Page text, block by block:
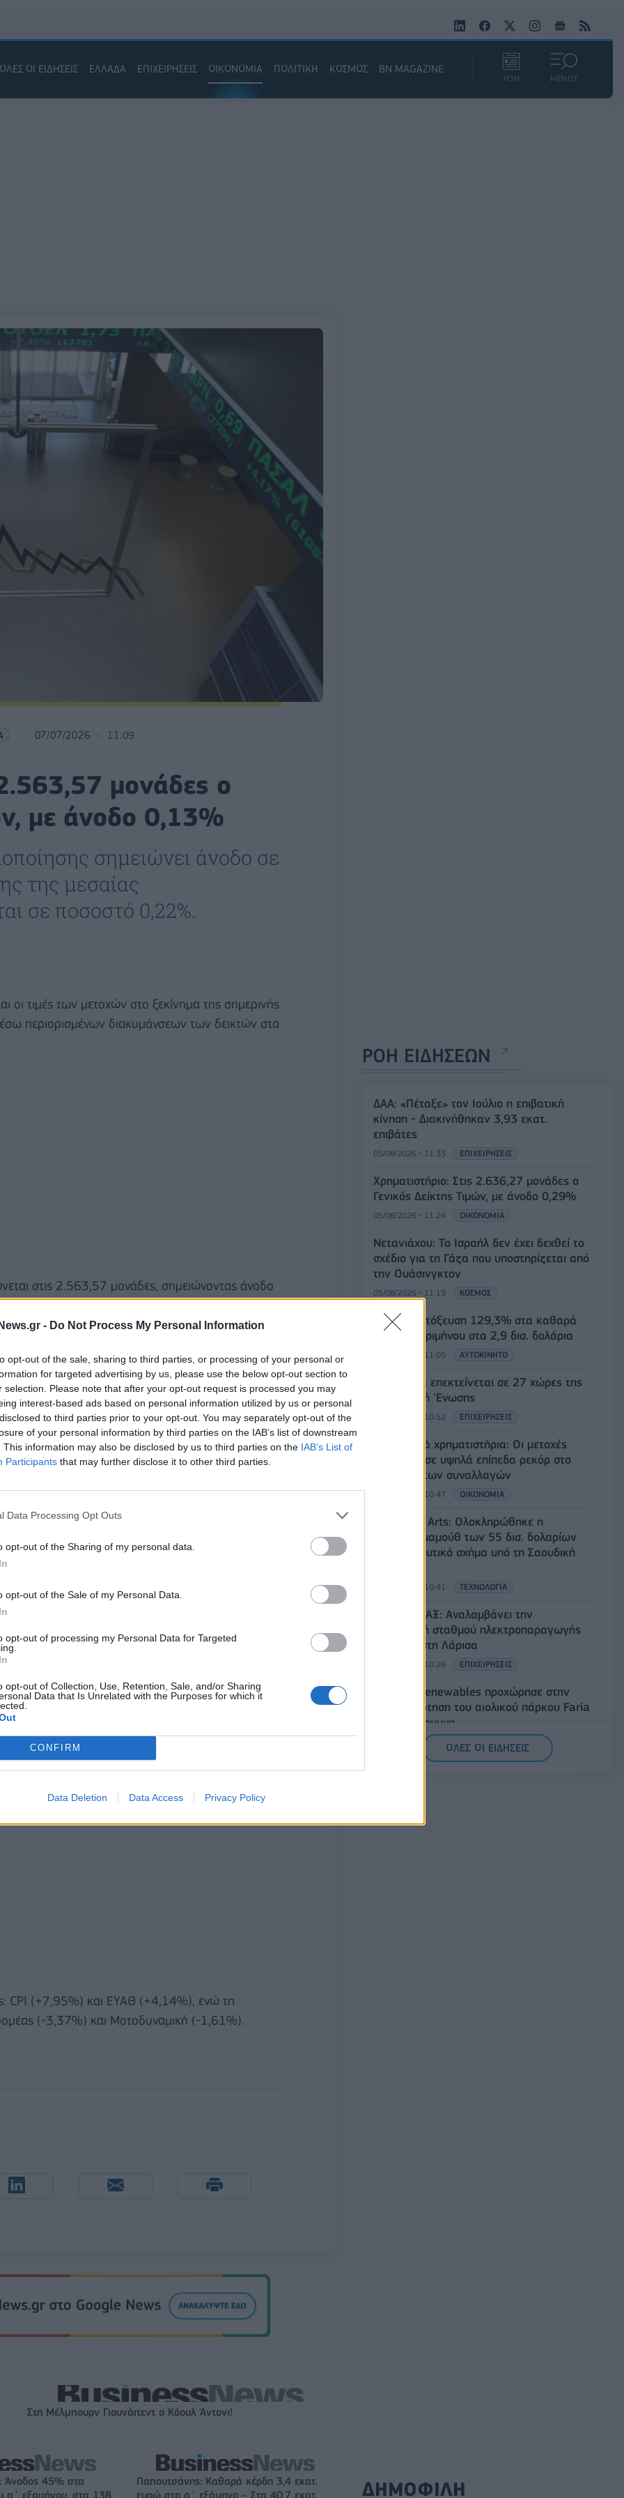
- Do Not Process My Personal Information
opt-out of the sale, sharing to third parties, or processing of your personal or
for targeted advertising by us, please use the below opt-out section to
selection. Please note that after your opt-out request is processed you may
interest-based ads based on personal information utilized by us or personal
to third parties prior to your opt-out. You may separately opt-out of the
of your personal information by third parties on the IAB’s list of downstream
This information may also be disclosed by us to third parties on the IAB’s List of
Participants that may further disclose it to other third parties.
Data Processing Opt Outs
opt-out of the Sharing of my personal data.
opt-out of the Sale of my Personal Data.
opt-out of processing my Personal Data for Targeted
opt-out of Collection, Use, Retention, Sale, and/or Sharing
Data that Is Unrelated with the Purposes for which it
CONFIRM
Data Deletion Data Access Privacy Policy
ΟΛΕΣ ΟΙ ΕΙΔΗΣΕΙΣ ΕΛΛΑΔΑ ΕΠΙΧΕΙΡΗΣΕΙΣ ΟΙΚΟΝΟΜΙΑ ΠΟΛΙΤΙΚΗ ΚΟΣΜΟΣ BN MAGAZINE
ΡΟΗ ΜΕΝΟΥ
07/07/2026 11:09
μονάδες ο
με άνοδο 0,13%
σημειώνει άνοδο σε
της μεσαίας
σε ποσοστό 0,22%.
οι τιμές των μετοχών στο ξεκίνημα της σημερινής
περιορισμένων διακυμάνσεων των δεικτών στα
στις 2.563,57 μονάδες, σημειώνοντας άνοδο
ευρώ.
άνοδο σε ποσοστό 0,11%, ενώ ο δείκτης της
0,22%.
μεγαλύτερη άνοδο καταγράφουν οι μετοχές της
της Aegean Airlines (+1,01%) και της Jumbo
μετοχές της Metlen (-1,04%), της Eurobank
15 παραμένουν σταθερές.
CPI (+7,95%) και ΕΥΑΘ (+4,14%), ενώ τη
(-3,37%) και Μοτοδυναμική (-1,61%).
Στη Μέλμπουρν Γιουνάιτεντ ο Κόουλ Άντονι!
Άνοδος 45% στα
α΄ εξαμήνου, στα 138
Παπουτσάνης: Καθαρά κέρδη 3,4 εκατ.
ευρώ στο α΄ εξάμηνο – Στα 40,7 εκατ.
ΡΟΗ ΕΙΔΗΣΕΩΝ
ΔΑΑ: «Πέταξε» τον Ιούλιο η επιβατική
κίνηση - Διακινήθηκαν 3,93 εκατ.
επιβάτες
05/08/2026 - 11:33 ΕΠΙΧΕΙΡΗΣΕΙΣ
Χρηματιστήριο: Στις 2.636,27 μονάδες ο
Γενικός Δείκτης Τιμών, με άνοδο 0,29%
05/08/2026 - 11:24 ΟΙΚΟΝΟΜΙΑ
Νετανιάχου: Το Ισραήλ δεν έχει δεχθεί το
σχέδιο για τη Γάζα που υποστηρίζεται από
την Ουάσινγκτον
05/08/2026 - 11:19 ΚΟΣΜΟΣ
Honda: Εκτόξευση 129,3% στα καθαρά
κέρδη α’ τριμήνου στα 2,9 δισ. δολάρια
05/08/2026 - 11:05 ΑΥΤΟΚΙΝΗΤΟ
Η Vendora επεκτείνεται σε 27 χώρες της
Ευρωπαϊκή 'Ενωσης
05/08/2026 - 10:52 ΕΠΙΧΕΙΡΗΣΕΙΣ
Ευρωπαϊκά χρηματιστήρια: Οι μετοχές
κινούνται σε υψηλά επίπεδα ρεκόρ στο
ξεκίνημα των συναλλαγών
05/08/2026 - 10:47 ΟΙΚΟΝΟΜΙΑ
Electronic Arts: Ολοκληρώθηκε η
εξαγορά-μαμούθ των 55 δισ. δολαρίων
από επενδυτικό σχήμα υπό τη Σαουδική
05/08/2026 - 10:41 ΤΕΧΝΟΛΟΓΙΑ
Όμιλος ΑΒΑΞ: Αναλαμβάνει την
κατασκευή σταθμού ηλεκτροπαραγωγής
800 MW στη Λάρισα
05/08/2026 - 10:26 ΕΠΙΧΕΙΡΗΣΕΙΣ
Η FARIA Renewables προχώρησε στην
ηλεκτροδότηση του αιολικού πάρκου Faria
Αίολος Λάρυμνα
05/08/2026 - 10:18
ΟΛΕΣ ΟΙ ΕΙΔΗΣΕΙΣ
ΔΗΜΟΦΙΛΗ